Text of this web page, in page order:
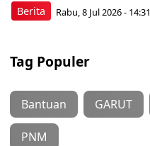
Berita Rabu, 8 Jul 2026 - 14:31
Tag Populer
Bantuan GARUT
PNM